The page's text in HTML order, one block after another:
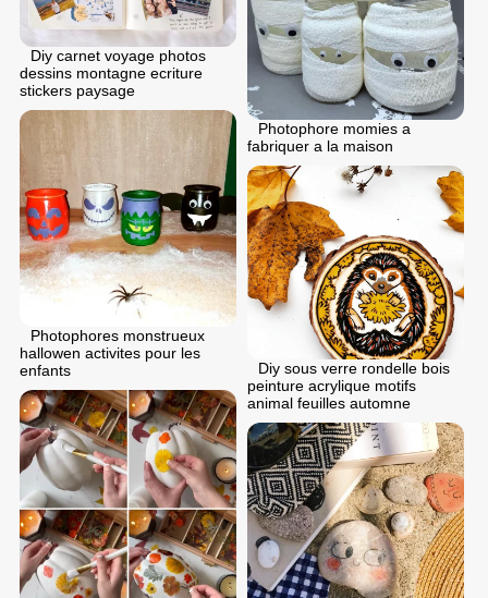
Diy carnet voyage photos
dessins montagne ecriture
stickers paysage
Photophore momies a
fabriquer a la maison
Photophores monstrueux
hallowen activites pour les
enfants
Diy sous verre rondelle bois
peinture acrylique motifs
animal feuilles automne